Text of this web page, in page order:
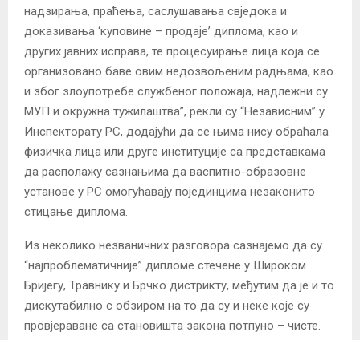
надзирања, праћења, саслушавања свједока и
доказивања ‘куповине – продаје’ диплома, као и
других јавних исправа, те процесуирање лица која се
организовано баве овим недозвољеним радњама, као
и због злоупотребе службеног положаја, надлежни су
МУП и окружна тужилаштва”, рекли су “Независним” у
Инспекторату РС, додајући да се њима нису обраћала
физичка лица или друге институције са представкама
да располажу сазнањима да васпитно-образовне
установе у РС омогућавају појединцима незаконито
стицање диплома.
Из неколико незваничних разговора сазнајемо да су
“најпроблематичније” дипломе стечене у Широком
Бријегу, Травнику и Брчко дистрикту, међутим да је и то
дискутабилно с обзиром на то да су и неке које су
провјераване са становишта закона потпуно – чисте.